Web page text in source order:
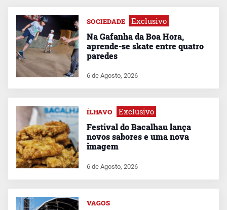
SOCIEDADE Exclusivo
Na Gafanha da Boa Hora,
aprende-se skate entre quatro
paredes
6 de Agosto, 2026
ÍLHAVO Exclusivo
Festival do Bacalhau lança
novos sabores e uma nova
imagem
6 de Agosto, 2026
VAGOS